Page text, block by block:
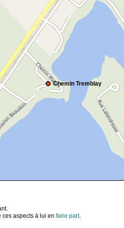
Chemin Tremblay
aspects à lui en faire part.